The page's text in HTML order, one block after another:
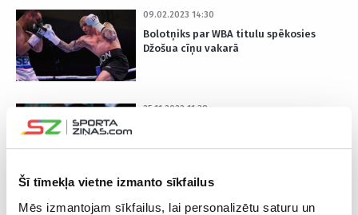
Šī tīmekļa vietne izmanto sīkfailus
Mēs izmantojam sīkfailus, lai personalizētu saturu un
09.02.2023 14:30
Bolotņiks par WBA titulu spēkosies
Džošua cīņu vakarā
25.11.2022 11:38
21.10.2022 20:04